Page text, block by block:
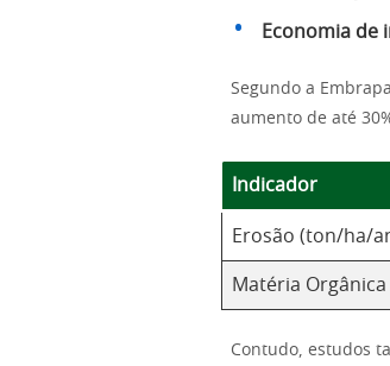
Economia de
Segundo a
aumento de até
Indicador
Erosão (ton/ha/
Matéria Orgânica
Contudo, estudos